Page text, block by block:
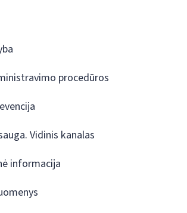
procedūros
Vidinis kanalas
informacija